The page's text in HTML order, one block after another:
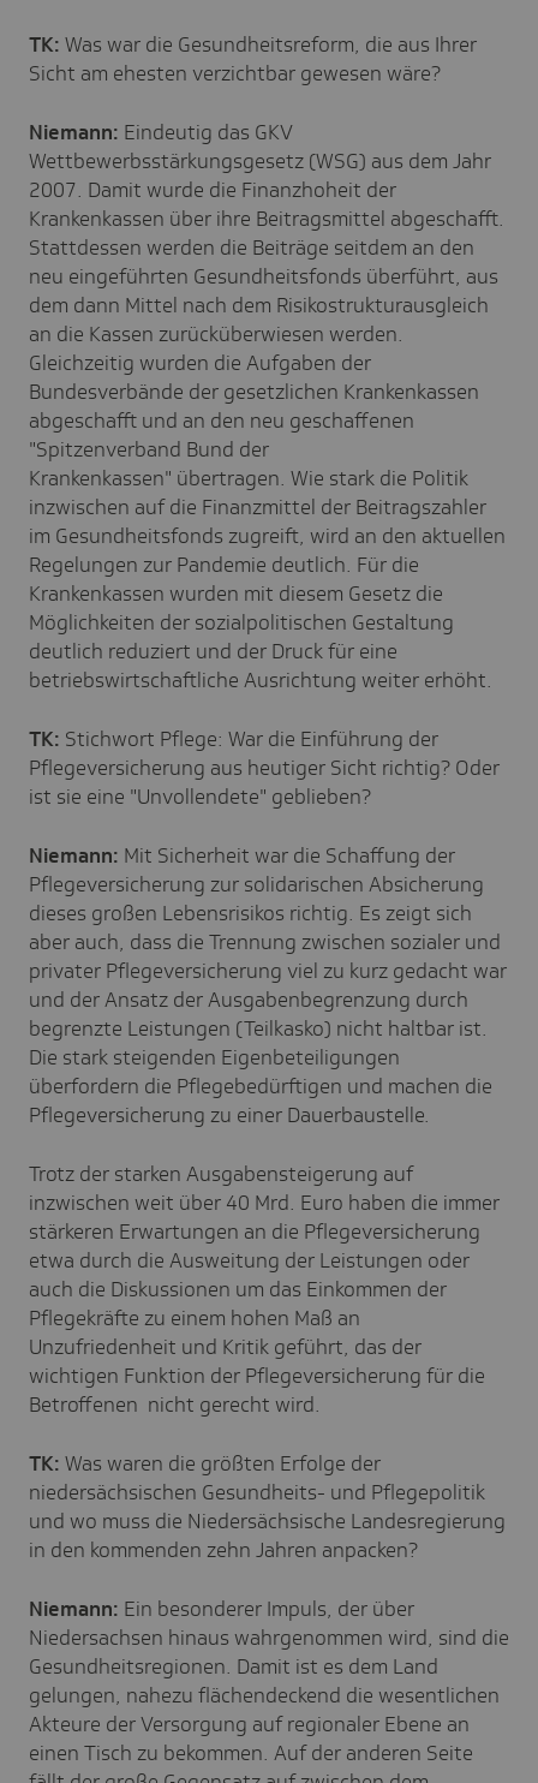
TK: Was war die Gesundheitsreform, die aus Ihrer
Sicht am ehesten verzichtbar gewesen wäre?
Niemann: Eindeutig das GKV
Wettbewerbsstärkungsgesetz (WSG) aus dem Jahr
2007. Damit wurde die Finanzhoheit der
Krankenkassen über ihre Beitragsmittel abgeschafft.
Stattdessen werden die Beiträge seitdem an den
neu eingeführten Gesundheitsfonds überführt, aus
dem dann Mittel nach dem Risikostrukturausgleich
an die Kassen zurücküberwiesen werden.
Gleichzeitig wurden die Aufgaben der
Bundesverbände der gesetzlichen Krankenkassen
abgeschafft und an den neu geschaffenen
"Spitzenverband Bund der
Krankenkassen" übertragen. Wie stark die Politik
inzwischen auf die Finanzmittel der Beitragszahler
im Gesundheitsfonds zugreift, wird an den aktuellen
Regelungen zur Pandemie deutlich. Für die
Krankenkassen wurden mit diesem Gesetz die
Möglichkeiten der sozialpolitischen Gestaltung
deutlich reduziert und der Druck für eine
betriebswirtschaftliche Ausrichtung weiter erhöht.
TK: Stichwort Pflege: War die Einführung der
Pflegeversicherung aus heutiger Sicht richtig? Oder
ist sie eine "Unvollendete" geblieben?
Niemann: Mit Sicherheit war die Schaffung der
Pflegeversicherung zur solidarischen Absicherung
dieses großen Lebensrisikos richtig. Es zeigt sich
aber auch, dass die Trennung zwischen sozialer und
privater Pflegeversicherung viel zu kurz gedacht war
und der Ansatz der Ausgabenbegrenzung durch
begrenzte Leistungen (Teilkasko) nicht haltbar ist.
Die stark steigenden Eigenbeteiligungen
überfordern die Pflegebedürftigen und machen die
Pflegeversicherung zu einer Dauerbaustelle.
Trotz der starken Ausgabensteigerung auf
inzwischen weit über 40 Mrd. Euro haben die immer
stärkeren Erwartungen an die Pflegeversicherung
etwa durch die Ausweitung der Leistungen oder
auch die Diskussionen um das Einkommen der
Pflegekräfte zu einem hohen Maß an
Unzufriedenheit und Kritik geführt, das der
wichtigen Funktion der Pflegeversicherung für die
Betroffenen nicht gerecht wird.
TK: Was waren die größten Erfolge der
niedersächsischen Gesundheits- und Pflegepolitik
und wo muss die Niedersächsische Landesregierung
in den kommenden zehn Jahren anpacken?
Niemann: Ein besonderer Impuls, der über
Niedersachsen hinaus wahrgenommen wird, sind die
Gesundheitsregionen. Damit ist es dem Land
gelungen, nahezu flächendeckend die wesentlichen
Akteure der Versorgung auf regionaler Ebene an
einen Tisch zu bekommen. Auf der anderen Seite